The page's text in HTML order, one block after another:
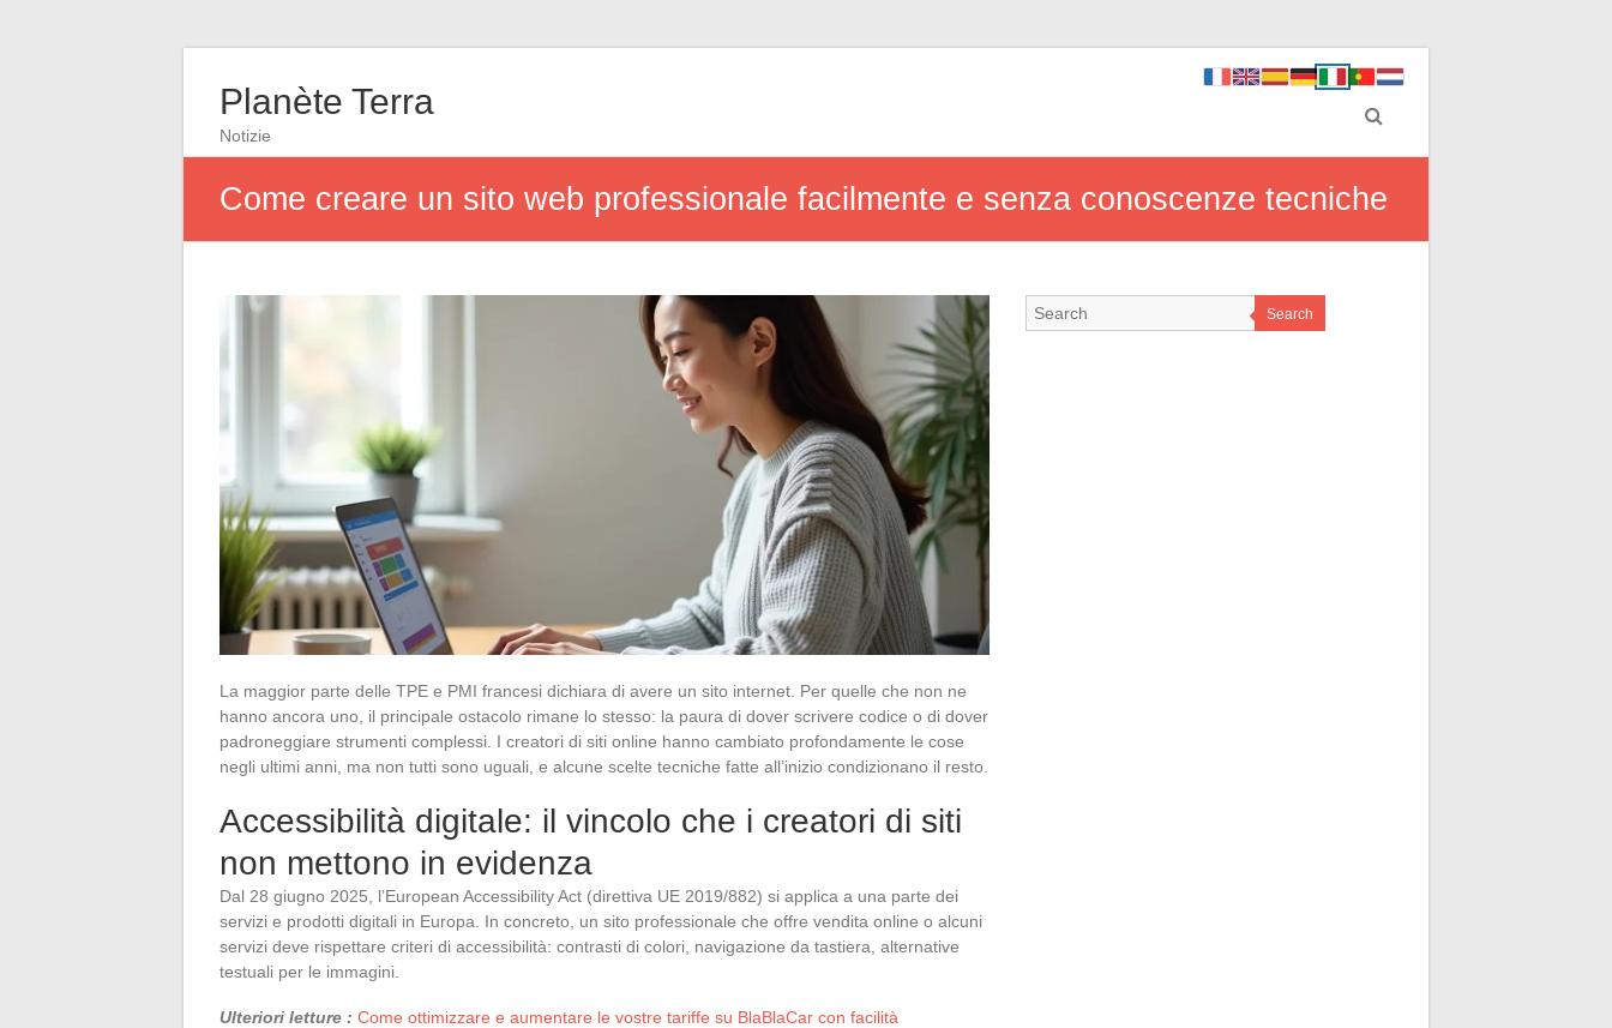
Planète Terra
Notizie
Come creare un sito web professionale facilmente e senza conoscenze tecniche
La maggior parte delle TPE e PMI francesi dichiara di avere un sito internet. Per quelle che non ne
hanno ancora uno, il principale ostacolo rimane lo stesso: la paura di dover scrivere codice o di dover
padroneggiare strumenti complessi. I creatori di siti online hanno cambiato profondamente le cose
negli ultimi anni, ma non tutti sono uguali, e alcune scelte tecniche fatte all’inizio condizionano il resto.
Accessibilità digitale: il vincolo che i creatori di siti
non mettono in evidenza
Dal 28 giugno 2025, l’European Accessibility Act (direttiva UE 2019/882) si applica a una parte dei
servizi e prodotti digitali in Europa. In concreto, un sito professionale che offre vendita online o alcuni
servizi deve rispettare criteri di accessibilità: contrasti di colori, navigazione da tastiera, alternative
testuali per le immagini.
Ulteriori letture : Come ottimizzare e aumentare le vostre tariffe su BlaBlaCar con facilità
Search